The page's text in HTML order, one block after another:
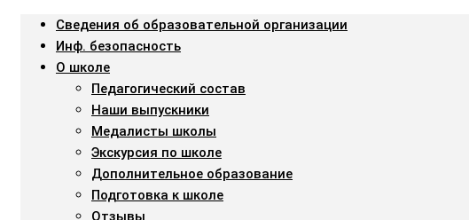
Сведения об образовательной организации
Инф. безопасность
О школе
Педагогический состав
Наши выпускники
Медалисты школы
Экскурсия по школе
Дополнительное образование
Подготовка к школе
Отзывы